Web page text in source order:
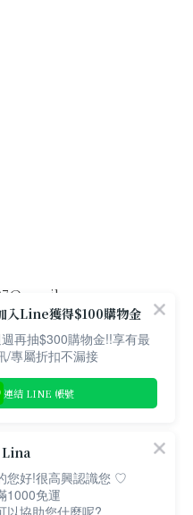
入Line獲得$100購物金
週再抽$300購物金!!享有最
/專屬折扣不漏接
連結 LINE 帳號
您好!很高興認識您 ♡
1000免運
以協助您什麼呢?